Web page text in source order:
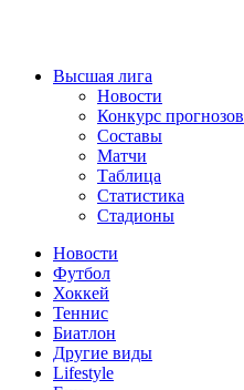
Высшая лига
Новости
Конкурс прогнозов
Составы
Матчи
Таблица
Статистика
Стадионы
Новости
Футбол
Хоккей
Теннис
Биатлон
Другие виды
Lifestyle